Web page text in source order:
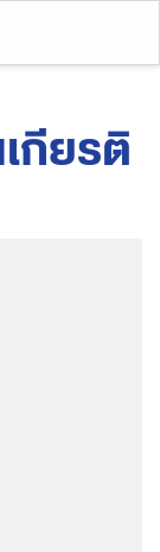
กียรติ